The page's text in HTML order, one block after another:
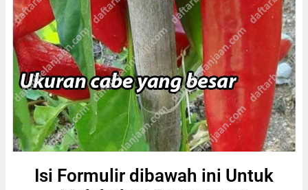
Isi Formulir dibawah ini Untuk